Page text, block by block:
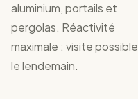
aluminium, portails et
pergolas. Réactivité
maximale : visite possible
le lendemain.